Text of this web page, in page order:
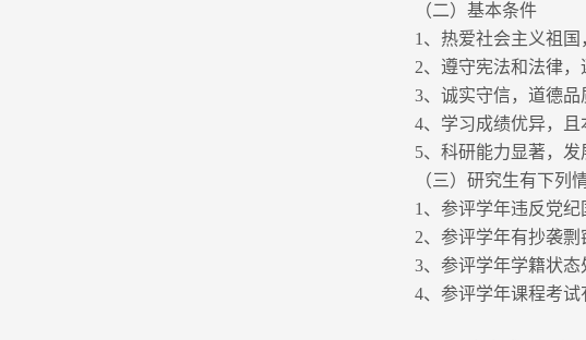
（二）基本条件
1、热爱社会主义祖国
2、遵守宪法和法律，
3、诚实守信，道德品
4、学习成绩优异，且
5、科研能力显著，
（三）研究生有下列
1、参评学年违反党纪
2、参评学年有抄袭剽
3、参评学年学籍状态
4、参评学年课程考试